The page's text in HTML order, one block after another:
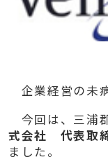
企業経営の未
今回は、三浦
式会社 代表取
ました。